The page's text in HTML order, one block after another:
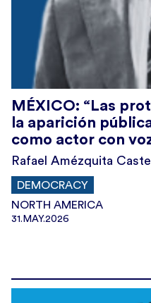
MÉXICO: “Las
la aparición
como actor con
Rafael Amézquita
DEMOCRACY
NORTH AMERICA
31.MAY.2026